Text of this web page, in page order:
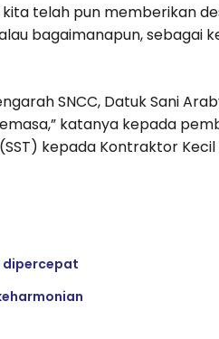
telah pun memberikan
bagaimanapun, sebagai
SNCC, Datuk Sani
katanya kepada
kepada Kontraktor
dipercepat